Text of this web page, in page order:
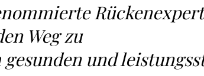
Weg zu
gesunden und